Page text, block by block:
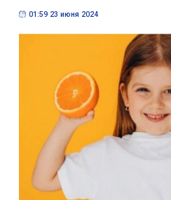
01:59 23 июня 2024